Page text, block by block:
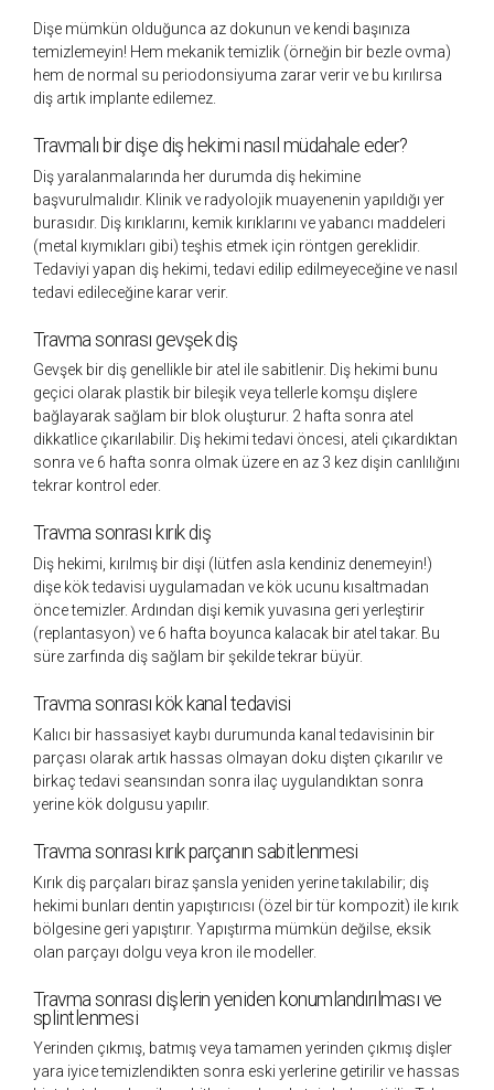
Dişe mümkün olduğunca az dokunun ve kendi başınıza
temizlemeyin! Hem mekanik temizlik (örneğin bir bezle ovma)
hem de normal su periodonsiyuma zarar verir ve bu kırılırsa
diş artık implante edilemez.
Travmalı bir dişe diş hekimi nasıl müdahale eder?
Diş yaralanmalarında her durumda diş hekimine
başvurulmalıdır. Klinik ve radyolojik muayenenin yapıldığı yer
burasıdır. Diş kırıklarını, kemik kırıklarını ve yabancı maddeleri
(metal kıymıkları gibi) teşhis etmek için röntgen gereklidir.
Tedaviyi yapan diş hekimi, tedavi edilip edilmeyeceğine ve nasıl
tedavi edileceğine karar verir.
Travma sonrası gevşek diş
Gevşek bir diş genellikle bir atel ile sabitlenir. Diş hekimi bunu
geçici olarak plastik bir bileşik veya tellerle komşu dişlere
bağlayarak sağlam bir blok oluşturur. 2 hafta sonra atel
dikkatlice çıkarılabilir. Diş hekimi tedavi öncesi, ateli çıkardıktan
sonra ve 6 hafta sonra olmak üzere en az 3 kez dişin canlılığını
tekrar kontrol eder.
Travma sonrası kırık diş
Diş hekimi, kırılmış bir dişi (lütfen asla kendiniz denemeyin!)
dişe kök tedavisi uygulamadan ve kök ucunu kısaltmadan
önce temizler. Ardından dişi kemik yuvasına geri yerleştirir
(replantasyon) ve 6 hafta boyunca kalacak bir atel takar. Bu
süre zarfında diş sağlam bir şekilde tekrar büyür.
Travma sonrası kök kanal tedavisi
Kalıcı bir hassasiyet kaybı durumunda kanal tedavisinin bir
parçası olarak artık hassas olmayan doku dişten çıkarılır ve
birkaç tedavi seansından sonra ilaç uygulandıktan sonra
yerine kök dolgusu yapılır.
Travma sonrası kırık parçanın sabitlenmesi
Kırık diş parçaları biraz şansla yeniden yerine takılabilir; diş
hekimi bunları dentin yapıştırıcısı (özel bir tür kompozit) ile kırık
bölgesine geri yapıştırır. Yapıştırma mümkün değilse, eksik
olan parçayı dolgu veya kron ile modeller.
Travma sonrası dişlerin yeniden konumlandırılması ve
splintlenmesi
Yerinden çıkmış, batmış veya tamamen yerinden çıkmış dişler
yara iyice temizlendikten sonra eski yerlerine getirilir ve hassas